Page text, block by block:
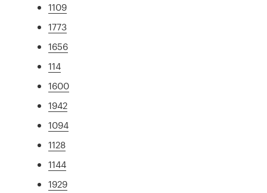
1109
1773
1656
114
1600
1942
1094
1128
1144
1929